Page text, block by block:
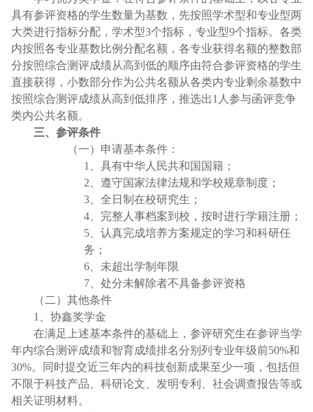
具有参评资格的学生数量为基数，先按照学术型和专业型两
大类进行指标分配，学术型3个指标，专业型9个指标。各类
内按照各专业基数比例分配名额，各专业获得名额的整数部
分按照综合测评成绩从高到低的顺序由符合参评资格的学生
直接获得，小数部分作为公共名额从各类内专业剩余基数中
按照综合测评成绩从高到低排序，推选出1 人参与函评竞争
类内公共名额。
三、参评条件
（一） 申请基本条件：
1、 具有中华人民共和国国籍；
2、 遵守国家法律法规和学校规章制度；
3、 全日制在校研究生；
4、 完整人事档案到校，按时进行学籍注册；
5、 认真完成培养方案规定的学习和科研任
务；
6、 未超出学制年限
7、 处分未解除者不具备参评资格
（二）其他条件
1
、协鑫奖学金
在满足上述基本条件的基础上，参评研究生在参评当学
年内综合测评成绩和智育成绩排名分别列专业年级前50%和
30%。同时提交近三年内的科技创新成果至少一项，包括但
不限于科技产品、科研论文、发明专利、社会调查报告等或
相关证明材料。